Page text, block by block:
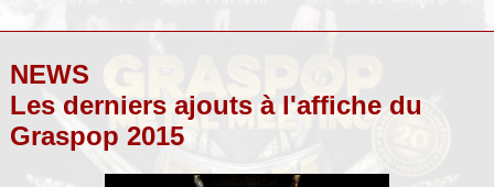
NEWS
Les derniers ajouts à l'affiche du
Graspop 2015